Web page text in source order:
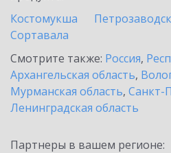
Костомукша
Петрозаводск
Сортавала
Смотрите также: Россия,
Архангельская область,
Мурманская область, Санкт-
Ленинградская область
Партнеры в вашем регионе: